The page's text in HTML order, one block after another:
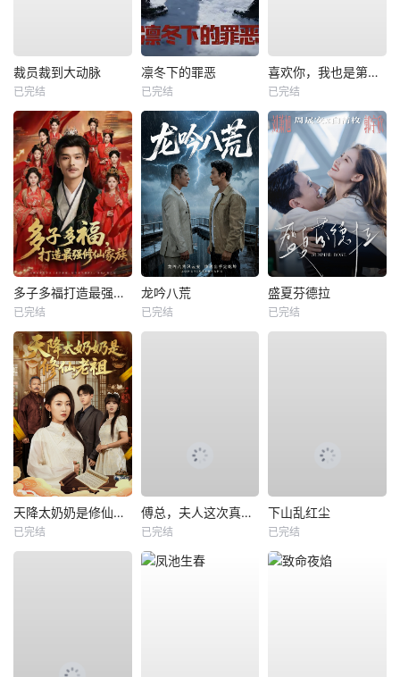
裁员裁到大动脉
已完结
凛冬下的罪恶
已完结
喜欢你，我也是第一部
已完结
多子多福打造最强修仙家族
已完结
龙吟八荒
已完结
盛夏芬德拉
已完结
天降太奶奶是修仙老祖
已完结
傅总，夫人这次真的死了
已完结
下山乱红尘
已完结